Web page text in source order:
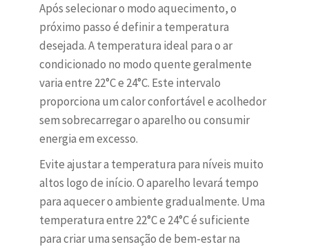
Após selecionar o modo aquecimento, o
próximo passo é definir a temperatura
desejada. A temperatura ideal para o ar
condicionado no modo quente geralmente
varia entre 22°C e 24°C. Este intervalo
proporciona um calor confortável e acolhedor
sem sobrecarregar o aparelho ou consumir
energia em excesso.
Evite ajustar a temperatura para níveis muito
altos logo de início. O aparelho levará tempo
para aquecer o ambiente gradualmente. Uma
temperatura entre 22°C e 24°C é suficiente
para criar uma sensação de bem-estar na